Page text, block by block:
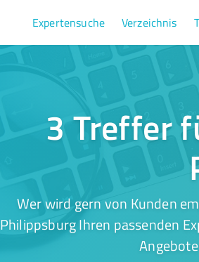
Expertensuche Verzeichnis
3 Treffer
Wer wird gern von Kunden
Philippsburg Ihren passenden